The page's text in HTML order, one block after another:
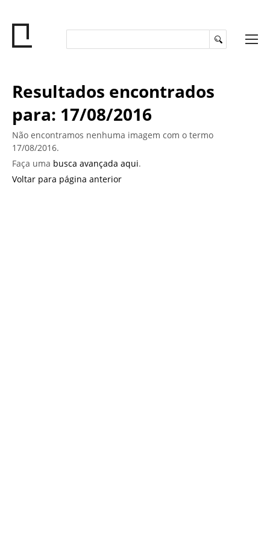
Resultados encontrados
para: 17/08/2016
Não encontramos nenhuma imagem com o termo
17/08/2016.
Faça uma busca avançada aqui.
Voltar para página anterior